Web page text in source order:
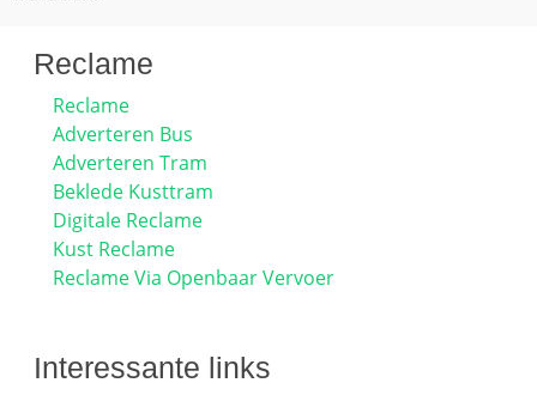
Reclame
Reclame
Adverteren Bus
Adverteren Tram
Beklede Kusttram
Digitale Reclame
Kust Reclame
Reclame Via Openbaar Vervoer
Interessante links